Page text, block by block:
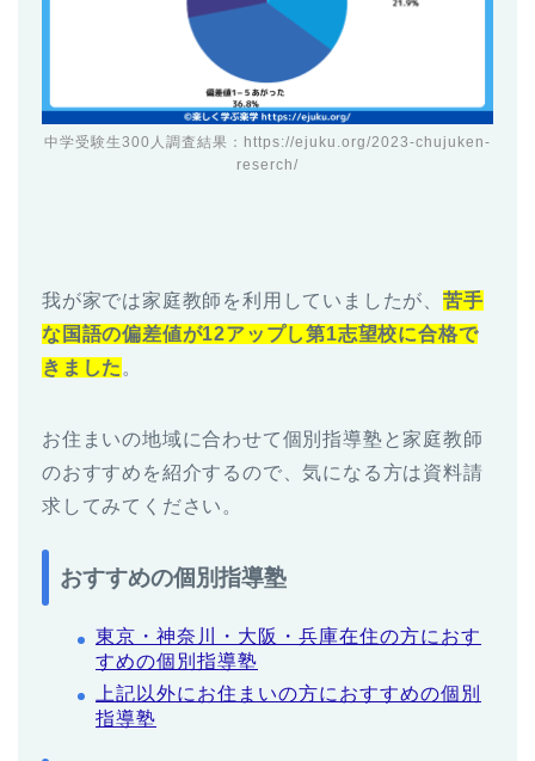
中学受験生300人調査結果： https://ejuku.org/2023-chujuken-
reserch/
我が家では家庭教師を利用していましたが、 苦手
な国語の偏差値が12アップし第1志望校に合格で
きました 。
お住まいの地域に合わせて個別指導塾と家庭教師
のおすすめを紹介するので、気になる方は資料請
求してみてください。
おすすめの個別指導塾
東京・神奈川・大阪・兵庫在住の方におす
すめの個別指導塾
上記以外にお住まいの方におすすめの個別
指導塾